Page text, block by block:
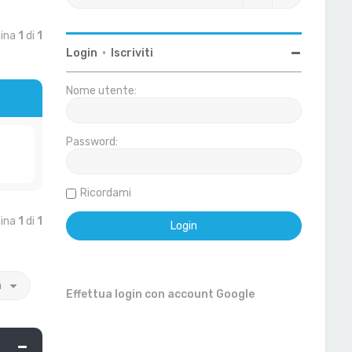
1 di 1
1 di 1
Login • Iscriviti
Nome utente:
Password:
Ricordami
Effettua login con account Google